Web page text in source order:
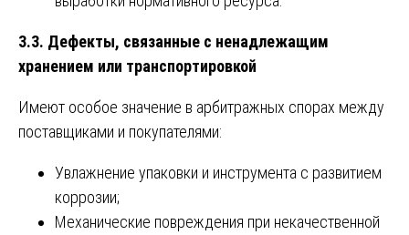
3.3. Дефекты, связанные с ненадлежащим
хранением или транспортировкой
Имеют особое значение в арбитражных спорах между
поставщиками и покупателями:
Увлажнение упаковки и инструмента с развитием
коррозии;
Механические повреждения при некачественной